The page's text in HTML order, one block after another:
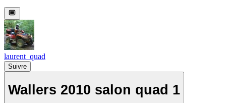
laurent_quad
Suivre
Wallers 2010 salon quad 1